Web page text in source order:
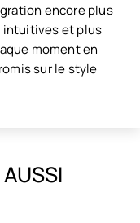
encore plus
intuitives et plus
moment en
sur le style